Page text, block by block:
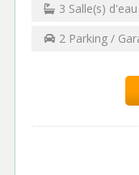
3 Salle(s)
2 Parking /